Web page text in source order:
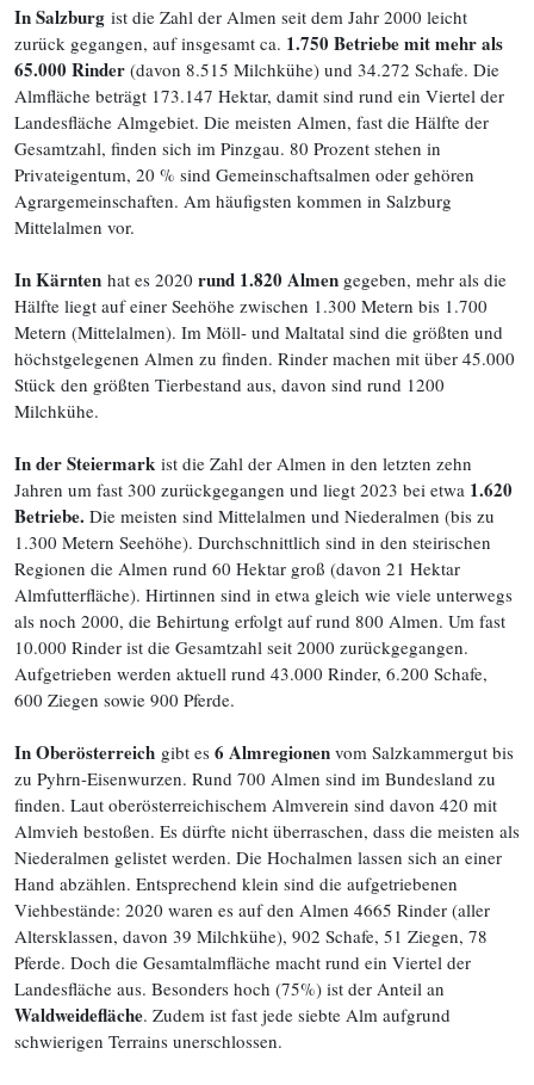
In Salzburg ist die Zahl der Almen seit dem Jahr 2000 leicht
zurück gegangen, auf insgesamt ca. 1.750 Betriebe mit mehr als
65.000 Rinder (davon 8.515 Milchkühe) und 34.272 Schafe. Die
Almfläche beträgt 173.147 Hektar, damit sind rund ein Viertel der
Landesfläche Almgebiet. Die meisten Almen, fast die Hälfte der
Gesamtzahl, finden sich im Pinzgau. 80 Prozent stehen in
Privateigentum, 20 % sind Gemeinschaftsalmen oder gehören
Agrargemeinschaften. Am häufigsten kommen in Salzburg
Mittelalmen vor.
In Kärnten hat es 2020 rund 1.820 Almen gegeben, mehr als die
Hälfte liegt auf einer Seehöhe zwischen 1.300 Metern bis 1.700
Metern (Mittelalmen). Im Möll- und Maltatal sind die größten und
höchstgelegenen Almen zu finden. Rinder machen mit über 45.000
Stück den größten Tierbestand aus, davon sind rund 1200
Milchkühe.
In der Steiermark ist die Zahl der Almen in den letzten zehn
Jahren um fast 300 zurückgegangen und liegt 2023 bei etwa 1.620
Betriebe. Die meisten sind Mittelalmen und Niederalmen (bis zu
1.300 Metern Seehöhe). Durchschnittlich sind in den steirischen
Regionen die Almen rund 60 Hektar groß (davon 21 Hektar
Almfutterfläche). Hirtinnen sind in etwa gleich wie viele unterwegs
als noch 2000, die Behirtung erfolgt auf rund 800 Almen. Um fast
10.000 Rinder ist die Gesamtzahl seit 2000 zurückgegangen.
Aufgetrieben werden aktuell rund 43.000 Rinder, 6.200 Schafe,
600 Ziegen sowie 900 Pferde.
In Oberösterreich gibt es 6 Almregionen vom Salzkammergut bis
zu Pyhrn-Eisenwurzen. Rund 700 Almen sind im Bundesland zu
finden. Laut oberösterreichischem Almverein sind davon 420 mit
Almvieh bestoßen. Es dürfte nicht überraschen, dass die meisten als
Niederalmen gelistet werden. Die Hochalmen lassen sich an einer
Hand abzählen. Entsprechend klein sind die aufgetriebenen
Viehbestände: 2020 waren es auf den Almen 4665 Rinder (aller
Altersklassen, davon 39 Milchkühe), 902 Schafe, 51 Ziegen, 78
Pferde. Doch die Gesamtalmfläche macht rund ein Viertel der
Landesfläche aus. Besonders hoch (75%) ist der Anteil an
Waldweidefläche. Zudem ist fast jede siebte Alm aufgrund
schwierigen Terrains unerschlossen.